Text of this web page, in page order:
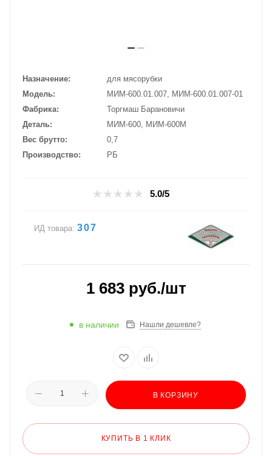
Назначение
для мясорубки
Модель
МИМ-600.01.007, МИМ-600.01.007-01
Фабрика
Торгмаш Барановичи
Деталь
МИМ-600, МИМ-600М
Вес брутто
0,7
Производство
РБ
5.0/5
ИД товара: 307
1 683руб./шт
в наличии Нашли дешевле?
В КОРЗИНУ
КУПИТЬ В 1 КЛИК